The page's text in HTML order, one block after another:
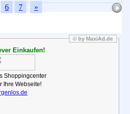
6 7 »
© by MaxiAd.de
Einkaufen!
Shoppingcenter
Ihre Webseite!